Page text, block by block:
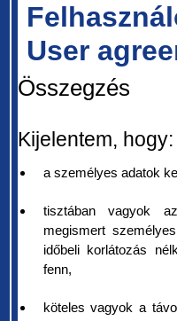
User
Összegzés
Kijelentem, hogy:
a személyes adatok
tisztában vagyok
megismert
időbeli korlátozás
fenn,
köteles vagyok a